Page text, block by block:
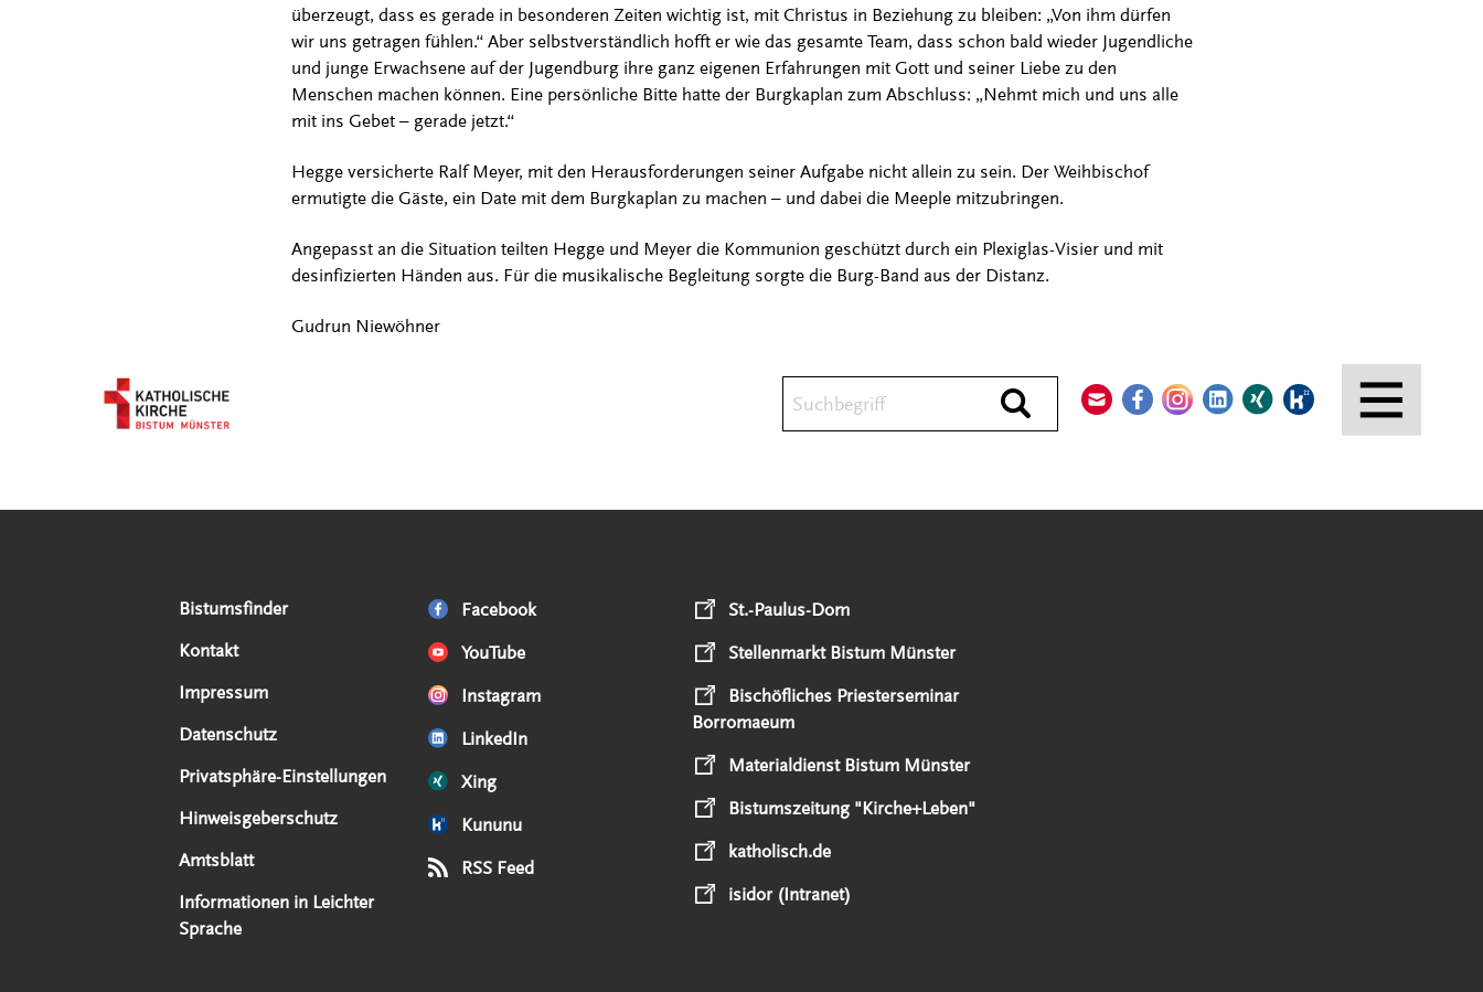
Durchsuchen
überzeugt, dass es gerade in besonderen Zeiten wichtig ist, mit Christus in Beziehung zu bleiben: „Von ihm dürfen
wir uns getragen fühlen.“ Aber selbstverständlich hofft er wie das gesamte Team, dass schon bald wieder Jugendliche
und junge Erwachsene auf der Jugendburg ihre ganz eigenen Erfahrungen mit Gott und seiner Liebe zu den
Menschen machen können. Eine persönliche Bitte hatte der Burgkaplan zum Abschluss: „Nehmt mich und uns alle
mit ins Gebet – gerade jetzt.“
Hegge versicherte Ralf Meyer, mit den Herausforderungen seiner Aufgabe nicht allein zu sein. Der Weihbischof
ermutigte die Gäste, ein Date mit dem Burgkaplan zu machen – und dabei die Meeple mitzubringen.
Angepasst an die Situation teilten Hegge und Meyer die Kommunion geschützt durch ein Plexiglas-Visier und mit
desinfizierten Händen aus. Für die musikalische Begleitung sorgte die Burg-Band aus der Distanz.
Gudrun Niewöhner
Serviceangebote
Bistumsfinder
Kontakt
Impressum
Datenschutz
Privatsphäre-Einstellungen
Hinweisgeberschutz
Amtsblatt
Informationen in Leichter
Sprache
Social Media Angebote Facebook
YouTube
Instagram
LinkedIn
Xing
Kununu
RSS Feed
Externe Links St.-Paulus-Dom
Stellenmarkt Bistum Münster
Bischöfliches Priesterseminar
Borromaeum
Materialdienst Bistum Münster
Bistumszeitung "Kirche+Leben"
katholisch.de
isidor (Intranet)